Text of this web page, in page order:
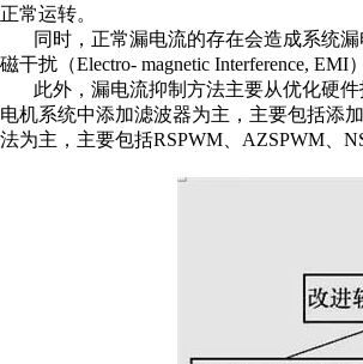
正常运转。
同时，正常漏电流的存在会造成系统
磁干扰（Electro- magnetic Interference,
此外，漏电流抑制方法主要从优化硬
电机系统中添加滤波器为主，主要包括添
法为主，主要包括RSPWM、AZSPWM、